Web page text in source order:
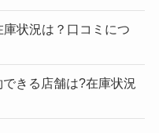
状況は？口コミにつ
きる店舗は?在庫状況